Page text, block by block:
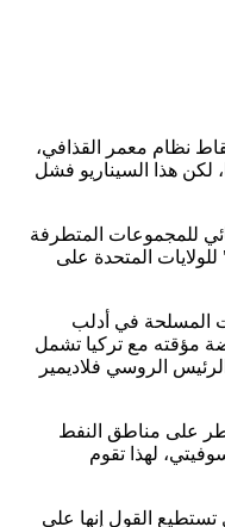
لإسقاط نظام معمر القذافي،
لكن هذا السيناريو فشل
للمجموعات المتطرفة
كلاً من روسيا والصين " منافسين " للولايات المتحدة على
المسلحة في أدلب
مؤقته مع تركيا تشمل
الروسي فلاديمير
على مناطق النفط
لهذا تقوم
القول إنها على